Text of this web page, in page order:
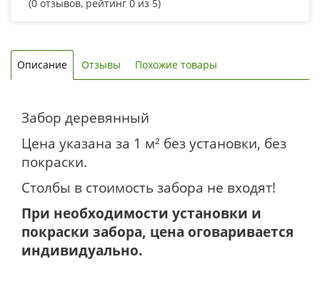
(0 отзывов, рейтинг 0 из 5)
Описание Отзывы Похожие товары
Забор деревянный
Цена указана за 1 м² без установки, без
покраски.
Столбы в стоимость забора не входят!
При необходимости установки и
покраски забора, цена оговаривается
индивидуально.